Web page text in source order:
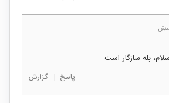
سلام، بله سازگار است
پاسخ | گزارش